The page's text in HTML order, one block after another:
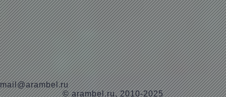
mail@arambel.ru
© arambel.ru, 2010-2025